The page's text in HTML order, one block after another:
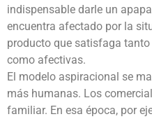
indispensable darle un
encuentra afectado por la
producto que satisfaga
como afectivas.
El modelo aspiracional se
más humanas. Los
familiar. En esa época, por